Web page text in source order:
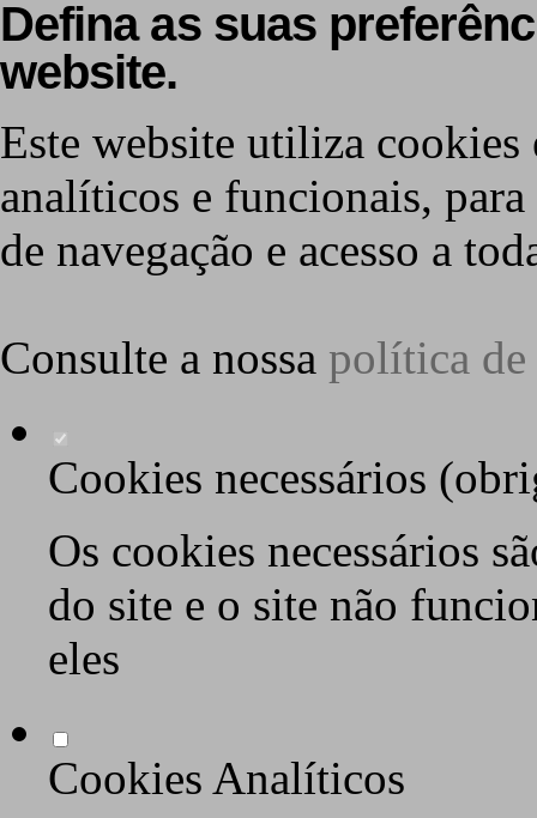
Defina as suas
website.
Este website utiliza cookies
analíticos e funcionais,
de navegação e acesso a
Consulte a nossa política de
Cookies necessários
Os cookies necessários
do site e o site não
eles
Cookies Analíticos